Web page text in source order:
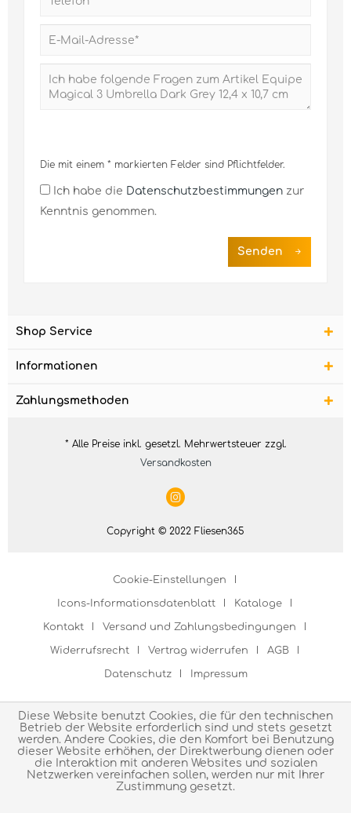
Die mit einem * markierten Felder sind Pflichtfelder.
Ich habe die Datenschutzbestimmungen zur
Kenntnis genommen.
Senden
Shop Service
Informationen
Zahlungsmethoden
* Alle Preise inkl. gesetzl. Mehrwertsteuer zzgl.
Versandkosten
Copyright © 2022 Fliesen365
Cookie-Einstellungen
Icons-Informationsdatenblatt Kataloge
Kontakt Versand und Zahlungsbedingungen
Widerrufsrecht Vertrag widerrufen AGB
Datenschutz Impressum
Diese Website benutzt Cookies, die für den technischen
Betrieb der Website erforderlich sind und stets gesetzt
werden. Andere Cookies, die den Komfort bei Benutzung
dieser Website erhöhen, der Direktwerbung dienen oder
die Interaktion mit anderen Websites und sozialen
Netzwerken vereinfachen sollen, werden nur mit Ihrer
Zustimmung gesetzt.